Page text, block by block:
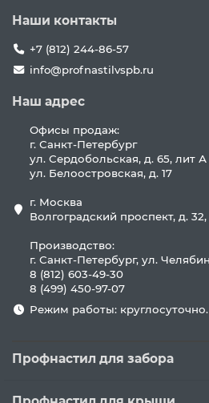
Наши контакты
+7 (812) 244-86-57
info@profnastilvspb.ru
Наш адрес
Офисы продаж:
г. Санкт-Петербург
ул. Сердобольская, д. 65, лит А
ул. Белоостровская, д. 17
г. Москва
Волгоградский проспект, д. 32,
Производство:
г. Санкт-Петербург, ул.
8 (812) 603-49-30
8 (499) 450-97-07
Режим работы: круглосуточно.
Профнастил для забора